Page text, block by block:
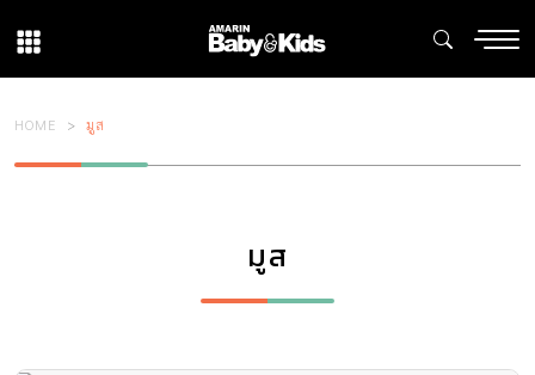
HOME มูส
มูส